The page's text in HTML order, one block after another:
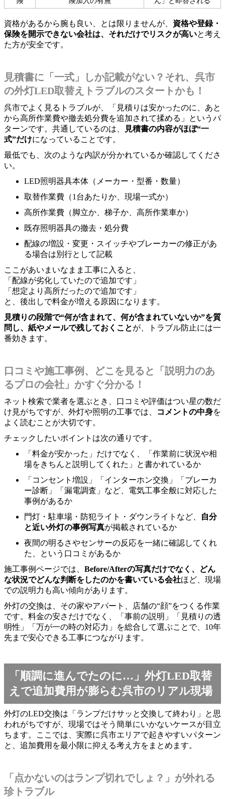
資格があるから腕も良い、とは限りませんが、 資格や登録・
保険を開示できない会社は、それだけでリスクが高いと考え
た方が安全です。
見積書に「一式」しか記載がない？それ、呉市
の外灯LED取替えトラブルのスタートかも！
呉市でよく見るトラブルが、「見積りは安かったのに、あと
から高所作業費や撤去処分費を追加されて揉める」というパ
ターンです。共通しているのは、
見積書の内容がほぼ“一
式”だけになっていることです。
最低でも、次のような内訳が分かれているか確認してくださ
い。
LED照明器具本体（メーカー・型番・数量）
取替作業費（1台あたりか、現場一式か）
高所作業費（脚立か、梯子か、高所作業車か）
既存照明器具の撤去・処分費
配線の増設・変更・スイッチやブレーカーの修正があ
る場合は別行として記載
ここがあいまいなまま工事に入ると、
「配線が劣化していたので追加です」
「想定より高所だったので追加です」
と、後出しで料金が増える原因になります。
見積りの段階で“何が含まれて、何が含まれていないか”を質
問し、紙やメールで残しておくことが、トラブル防止には一
番効きます。
口コミや施工事例、どこを見ると「説明力のあ
るプロの会社」かすぐ分かる！
ネット検索で業者を選ぶとき、口コミや評価はつい星の数だ
け見がちですが、外灯や照明の工事では、
コメントの中身を
よく読むことが大切です。
チェックしたいポイントは次の通りです。
「料金が安かった」だけでなく、「作業前に状況や相
場をきちんと説明してくれた」と書かれているか
「コンセント増設」「インターホン交換」「ブレーカ
ー診断」「漏電調査」など、電気工事全般に対応した
事例があるか
門灯・駐車場・防犯ライト・ダウンライトなど、
自分
と近い外灯の事例写真が掲載されているか
夜間の明るさやセンサーの反応を一緒に確認してくれ
た、という口コミがあるか
施工事例ページでは、 Before/Afterの写真だけでなく、どん
な状況でどんな判断をしたのかを書いている会社ほど、現場
での説明力も高い傾向があります。
外灯の交換は、その家やアパート、店舗の“顔”をつくる作業
です。料金の安さだけでなく、「事前の説明」「見積りの透
明性」「万が一の時の対応力」を総合して選ぶことで、10年
先まで安心できる工事につながります。
「順調に進んでたのに…」外灯LED取替
えで追加費用が膨らむ呉市のリアル現場
外灯のLED交換は「ランプだけサッと交換して終わり」と思
われがちですが、現場ではそう簡単にいかないケースが目立
ちます。ここでは、実際に呉市エリアで起きやすいパターン
と、追加費用を最小限に抑える考え方をまとめます。
「点かないのはランプ切れでしょ？」が外れる
珍トラブル